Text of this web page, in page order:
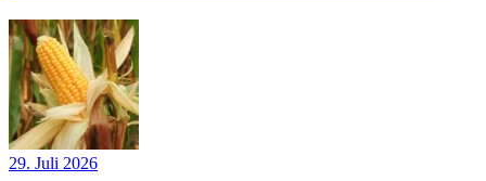
29. Juli 2026